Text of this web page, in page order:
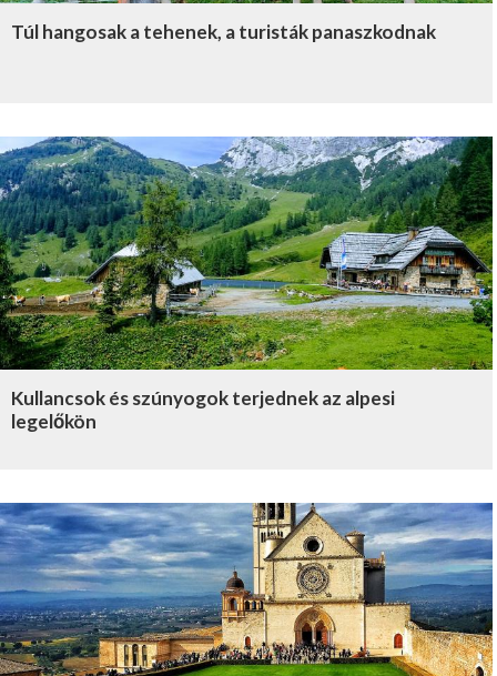
Túl hangosak a tehenek, a turisták panaszkodnak
Kullancsok és szúnyogok terjednek az alpesi
legelőkön